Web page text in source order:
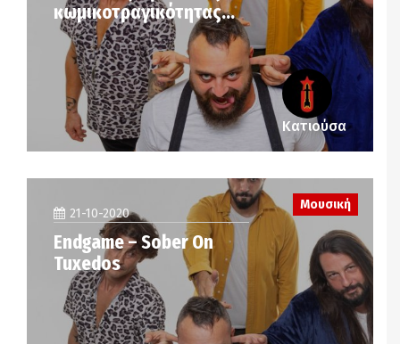
κωμικοτραγικότητας…
Κατιούσα
21-10-2020
Endgame – Sober On
Tuxedos
Μουσική